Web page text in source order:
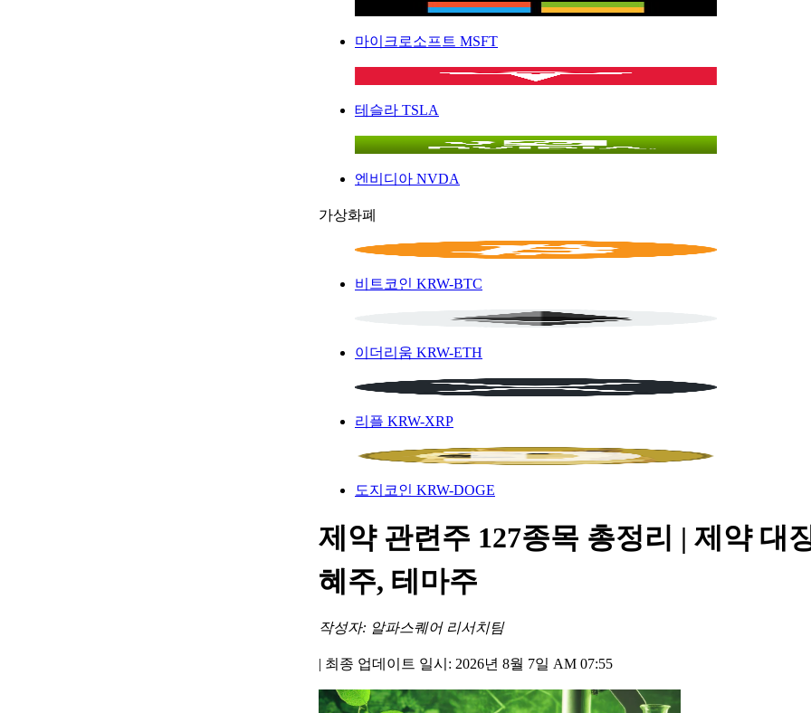
마이크로소프트 MSFT
테슬라 TSLA
엔비디아 NVDA
가상화폐
비트코인 KRW-BTC
이더리움 KRW-ETH
리플 KRW-XRP
도지코인 KRW-DOGE
제약 관련주 127종목 총정리 | 제약 대
혜주, 테마주
작성자: 알파스퀘어 리서치팀
| 최종 업데이트 일시: 2026년 8월 7일 AM 07:55